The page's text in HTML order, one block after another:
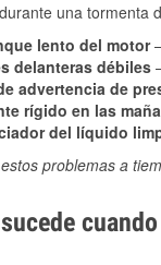
una tormenta
lento del motor
delanteras débiles
advertencia de
rígido en las
del líquido
problemas a